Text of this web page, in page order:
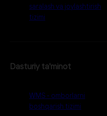
saralash va joylashtirish
tizimi
Dasturiy ta'minot
WMS - omborlarni
boshqarish tizimi